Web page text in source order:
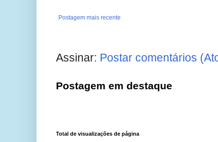
Postagem mais recente
Assinar: Postar comentários
Postagem em destaque
Total de visualizações de página